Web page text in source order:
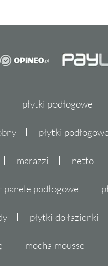
niemu, płytki te
ofertę płytek
asortymencie
od tego,
, Tubądzin
już dziś i pozwól nam
płytki podłogowe
płytki
marazzi netto
podłogowe
płytki do łazienki
mocha mousse